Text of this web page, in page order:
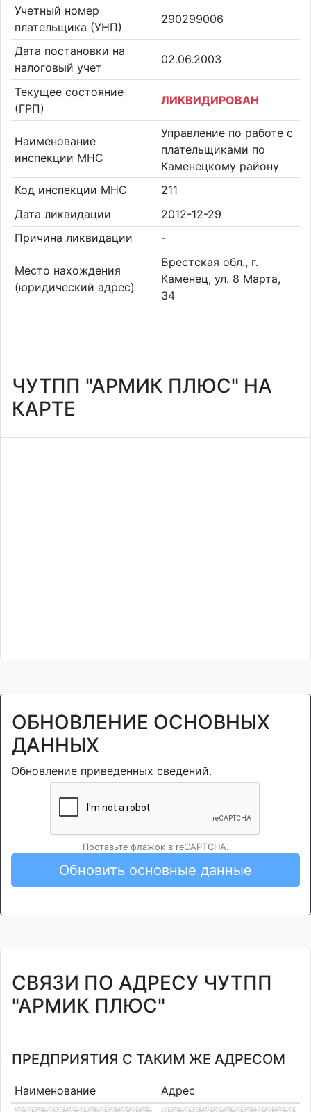
Учетный номер
плательщика (УНП)
290299006
Дата постановки на
налоговый учет
02.06.2003
Текущее состояние
(ГРП)
ЛИКВИДИРОВАН
Наименование
инспекции МНС
Управление по работе с
плательщиками по
Каменецкому району
Код инспекции МНС
211
Дата ликвидации
2012-12-29
Причина ликвидации
-
Место нахождения
(юридический адрес)
Брестская обл., г.
Каменец, ул. 8 Марта,
34
ЧУТПП "АРМИК ПЛЮС" НА
КАРТЕ
ОБНОВЛЕНИЕ ОСНОВНЫХ
ДАННЫХ
Обновление приведенных сведений.
Поставьте флажок в reCAPTCHA.
Обновить основные данные
СВЯЗИ ПО АДРЕСУ ЧУТПП
"АРМИК ПЛЮС"
ПРЕДПРИЯТИЯ С ТАКИМ ЖЕ АДРЕСОМ
Наименование Адрес